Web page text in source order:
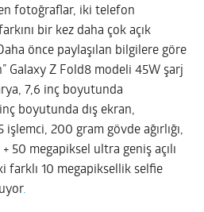
fotoğraflar, iki telefon
bir kez daha çok açık
önce paylaşılan bilgilere göre
Galaxy Z Fold8 modeli 45W şarj
7,6 inç boyutunda
boyutunda dış ekran,
200 gram gövde ağırlığı,
50 megapiksel ultra geniş açılı
farklı 10 megapiksellik selfie
.